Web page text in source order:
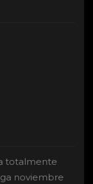
totalmente
noviembre